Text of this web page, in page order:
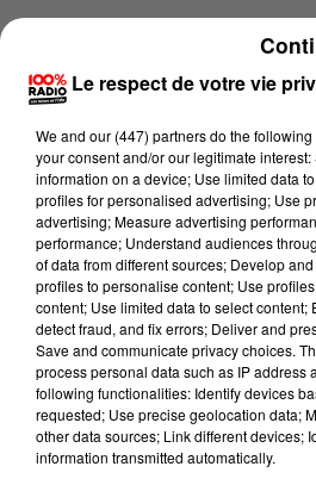
Lecture (1 min 16 sec)
100%
100% Radio l'agenda de
Le respect de votre vie
We and our (447) partnersdo the
your consent and/or our legitimate
information on a device; Use limited data
profiles for personalised advertising; Use
advertising; Measure advertising
performance; Understand audiences
of data from different sources; Develop
profiles to personalise content; Use
content; Use limited data to select content;
detect fraud, and fix errors; Deliver and
Save and communicate privacy choices.
process personal data such as IP address
following functionalities: Identify devices
requested; Use precise geolocation data;
other data sources; Link different devices;
information transmitted automatically.